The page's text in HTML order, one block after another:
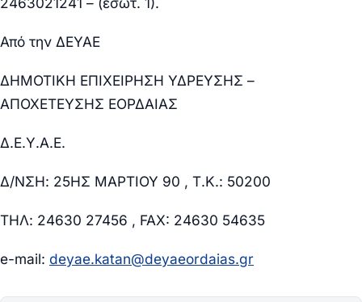
Από την ΔΕΥΑΕ
ΔΗΜΟΤΙΚΗ ΕΠΙΧΕΙΡΗΣΗ ΥΔΡΕΥΣΗΣ –
ΑΠΟΧΕΤΕΥΣΗΣ ΕΟΡΔΑΙΑΣ
Δ.Ε.Υ.Α.Ε.
Δ/ΝΣΗ: 25ΗΣ ΜΑΡΤΙΟΥ 90 , Τ.Κ.: 50200
ΤΗΛ: 24630 27456 , FAX: 24630 54635
e-mail: deyae.katan@deyaeordaias.gr